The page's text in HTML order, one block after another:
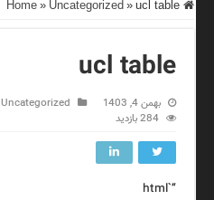
Home
» Uncategorized » ucl table
ucl table
بهمن 4, 1403 Uncategorized
284 بازدید
“`html